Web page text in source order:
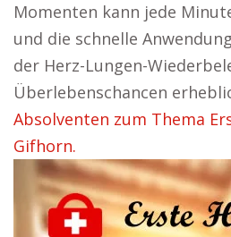
Momenten kann jede
und die schnelle
der Herz-Lungen-
Überlebenschancen
Absolventen zum Thema
Gifhorn.